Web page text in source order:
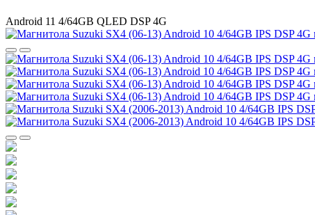
Android 11 4/64GB QLED DSP 4G